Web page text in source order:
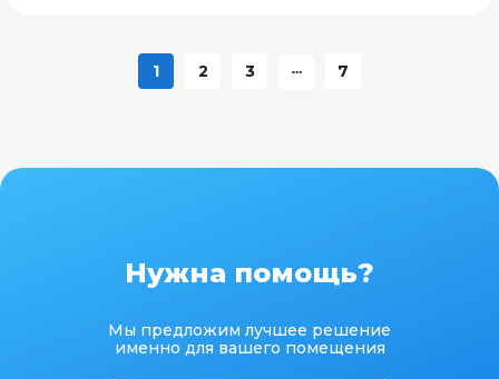
1 2 3 7
Нужна помощь?
Мы предложим лучшее решение
именно для вашего помещения